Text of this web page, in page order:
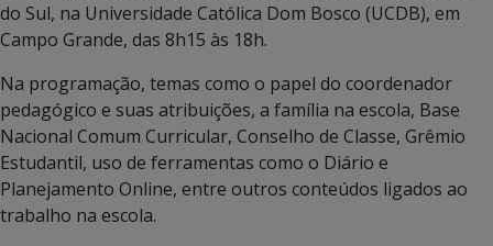
do Sul, na Universidade Católica Dom Bosco (UCDB), em
Campo Grande, das 8h15 às 18h.
Na programação, temas como o papel do coordenador
pedagógico e suas atribuições, a família na escola, Base
Nacional Comum Curricular, Conselho de Classe, Grêmio
Estudantil, uso de ferramentas como o Diário e
Planejamento Online, entre outros conteúdos ligados ao
trabalho na escola.